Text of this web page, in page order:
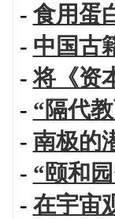
- 食用蛋
- 中国古
-将《资
- “隔代
- 南极的
- “颐和
- 在宇宙